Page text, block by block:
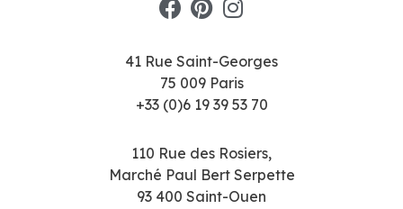
41 Rue Saint-Georges
75 009 Paris
+33 (0)6 19 39 53 70
110 Rue des Rosiers,
Marché Paul Bert Serpette
93 400 Saint-Ouen